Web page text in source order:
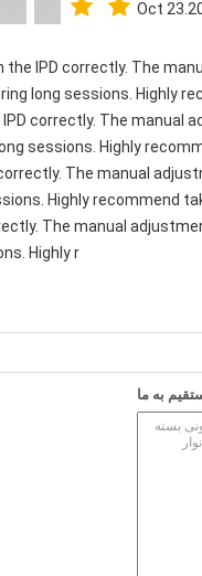
Oct
the IPD correctly. The
long sessions. Highly
correctly. The
sessions. Highly
The manual
Highly recommend
The manual
Highly r
به ما